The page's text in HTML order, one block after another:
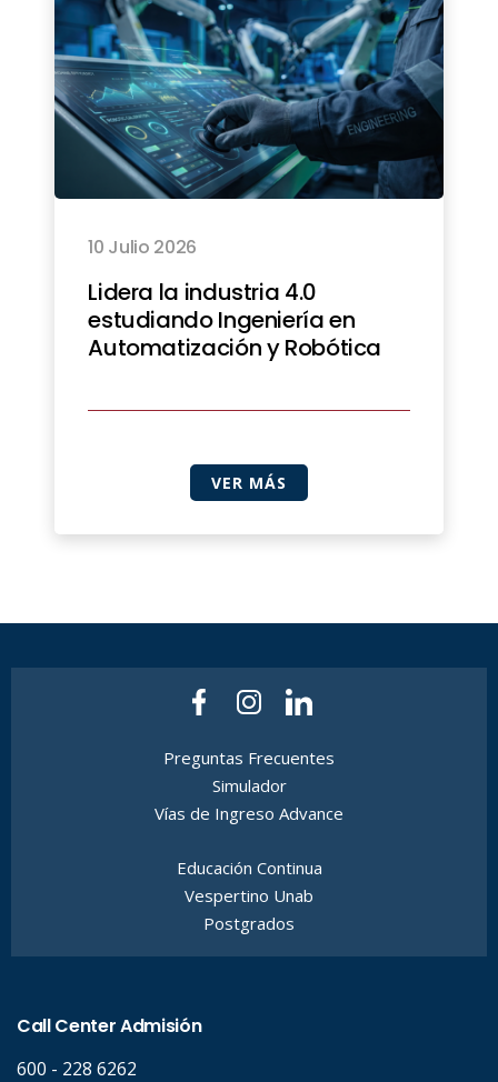
10 Julio 2026
Lidera la industria 4.0
estudiando Ingeniería en
Automatización y Robótica
VER MÁS